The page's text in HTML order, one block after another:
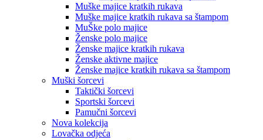
Muške majice kratkih rukava
Muške majice kratkih rukava sa štampom
MuŠke polo majice
Ženske polo majice
Ženske majice kratkih rukava
Ženske aktivne majice
Ženske majice kratkih rukava sa štampom
Muški šorcevi
Taktički šorcevi
Sportski šorcevi
Pamučni šorcevi
Nova kolekcija
Lovačka odjeća